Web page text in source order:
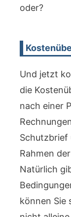
oder?
Und jetzt
die
nach einer
Schutzbrief
Rahmen
Natürlich
können Sie